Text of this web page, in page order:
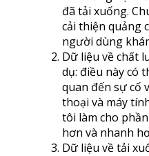
đã tải xuống.
cải thiện quảng
người dùng
Dữ liệu về chất
dụ: điều này có
quan đến sự cố
thoại và máy
tôi làm cho
hơn và nhanh
Dữ liệu về tải